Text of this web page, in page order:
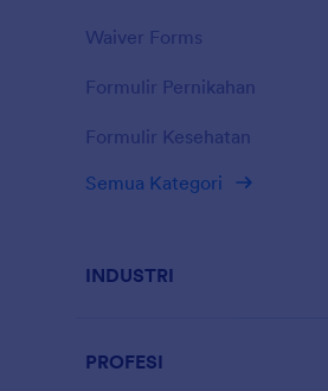
Waiver Forms
Formulir Pernikahan
Formulir Kesehatan
Semua Kategori
INDUSTRI
PROFESI